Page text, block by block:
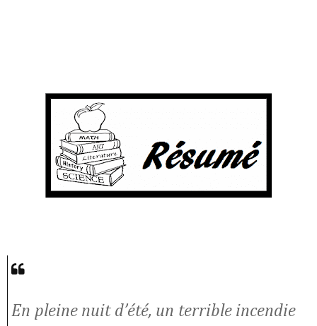
En pleine nuit d’été, un terrible incendie